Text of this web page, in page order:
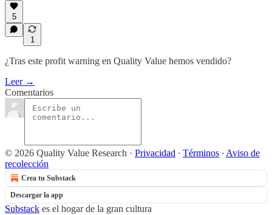
5
1
¿Tras este profit warning en Quality Value hemos vendido?
Leer →
Comentarios
© 2026 Quality Value Research · Privacidad ∙ Términos ∙ Aviso de
recolección
Crea tu Substack
Descargar la app
Substack es el hogar de la gran cultura